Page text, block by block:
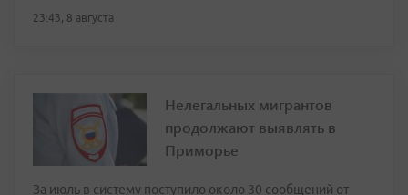
23:43, 8 августа
Нелегальных мигрантов
продолжают выявлять в
Приморье
За июль в систему поступило около 30 сообщений от